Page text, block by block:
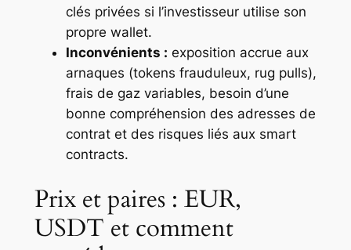
clés privées si l’investisseur utilise son
propre wallet.
Inconvénients : exposition accrue aux
arnaques (tokens frauduleux, rug pulls),
frais de gaz variables, besoin d’une
bonne compréhension des adresses de
contrat et des risques liés aux smart
contracts.
Prix et paires : EUR,
USDT et comment